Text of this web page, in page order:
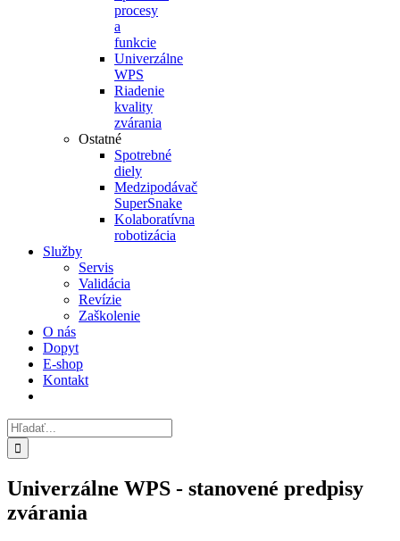
procesy
a
funkcie
Univerzálne
WPS
Riadenie
kvality
zvárania
Ostatné
Spotrebné
diely
Medzipodávač
SuperSnake
Kolaboratívna
robotizácia
Služby
Servis
Validácia
Revízie
Zaškolenie
O nás
Dopyt
E-shop
Kontakt
Hľadať:
Univerzálne WPS - stanovené predpisy
zvárania